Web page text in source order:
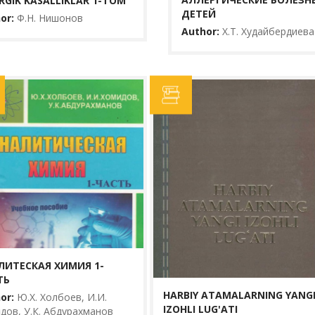
Ф.Н. Нишонов
ДЕТЕЙ
Author: Х.Т. Худайбердиева
ХИМИЯ 1-
Ю.Х. Холбоев, И.И.
У.К. Абдурахманов
и
HARBIY ATAMALARNING YANGI
IZOHLI LUG'ATI
HARBIY
Yili: 2020
Ko‘rishlar:11
Harbiy atamalarning
harbiy-ilmiy
atamalarni qamrab
BATAFSIL...